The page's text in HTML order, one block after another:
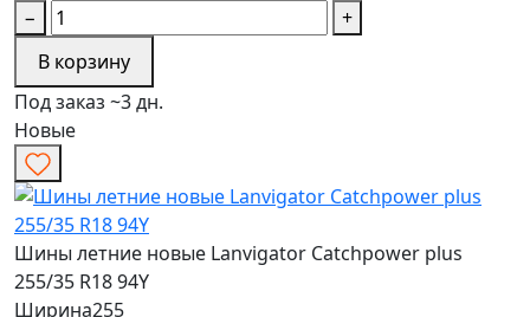
−
+
В корзину
Под заказ ~3 дн.
Новые
Шины летние новые Lanvigator Catchpower plus
255/35 R18 94Y
Ширина255